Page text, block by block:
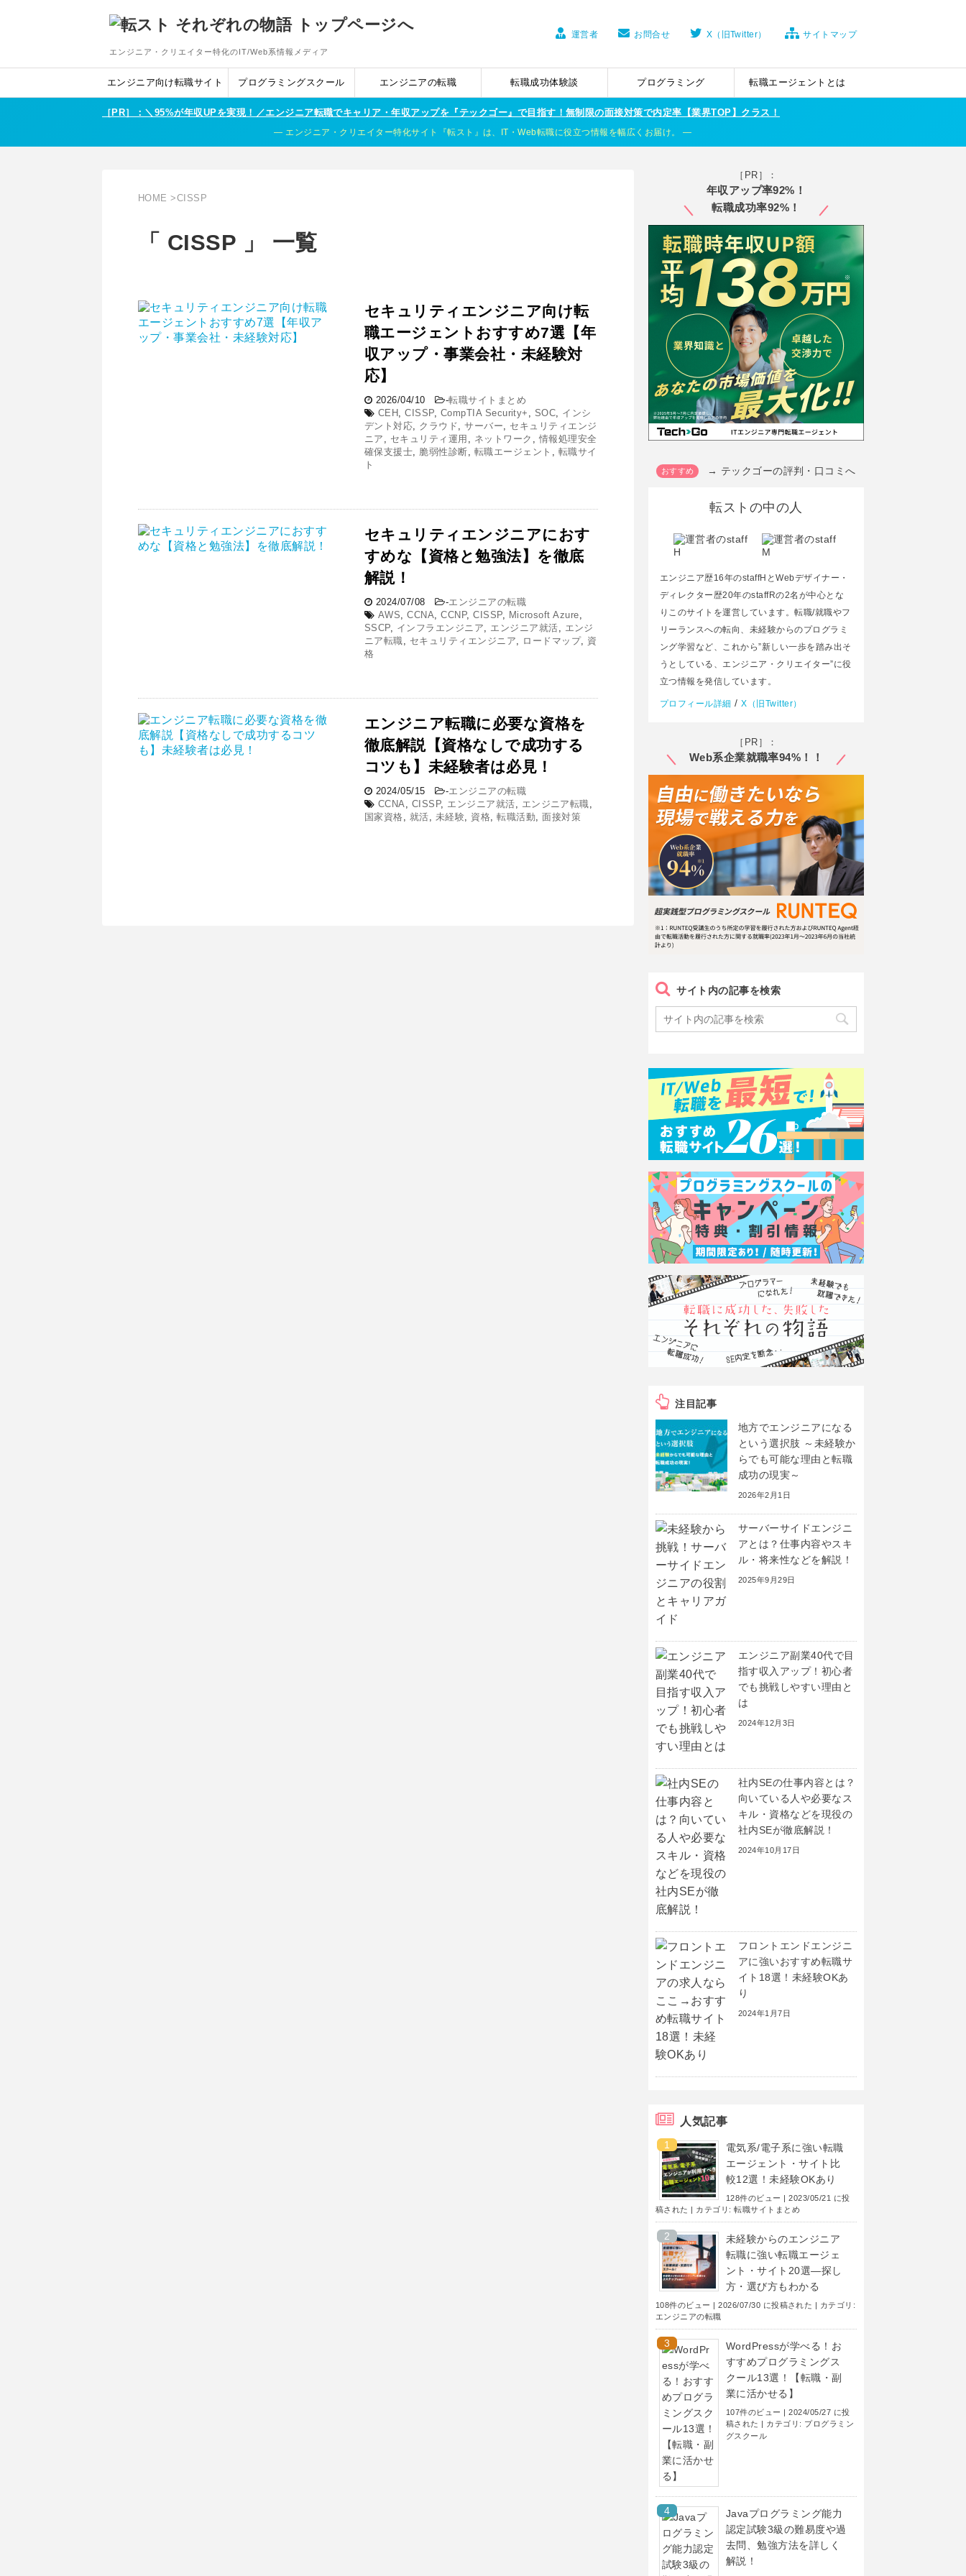
エンジニア・クリエイター特化のIT/Web系情報メディア
運営者 お問合せ X（旧Twitter） サイトマップ
エンジニア向け転職サイト プログラミングスクール エンジニアの転職 転職成功体験談 プログラミング 転職エージェントとは
［PR］：＼95%が年収UPを実現！／エンジニア転職でキャリア・年収アップを『テックゴー』で目指す！無制限の面接対策で内定率【業界TOP】クラス！
エンジニア・クリエイター特化サイト『転スト』は、IT・Web転職に役立つ情報を幅広くお届け。
HOME >CISSP
「 CISSP 」 一覧
セキュリティエンジニア向け転
職エージェントおすすめ7選【年
収アップ・事業会社・未経験対
応】
2026/04/10 -転職サイトまとめ
CEH ,CISSP, CompTIA Security+ , SOC, インシ
デント対応, クラウド,サーバー, セキュリティエンジ
ニア , セキュリティ運用 , ネットワーク , 情報処理安全
確保支援士, 脆弱性診断, 転職エージェント , 転職サイ
ト
セキュリティエンジニアにおす
すめな【資格と勉強法】を徹底
解説！
2024/07/08 -エンジニアの転職
AWS,CCNA,CCNP,CISSP, Microsoft Azure,
SSCP, インフラエンジニア, エンジニア就活, エンジ
ニア転職, セキュリティエンジニア, ロードマップ, 資
格
エンジニア転職に必要な資格を
徹底解説【資格なしで成功する
コツも】未経験者は必見！
2024/05/15 -エンジニアの転職
CCNA, CISSP, エンジニア就活, エンジニア転職,
国家資格, 就活, 未経験, 資格,転職活動,面接対策
［PR］：
年収アップ率92%！
転職成功率92%！
→ テックゴーの評判・口コミへ
転ストの中の人
エンジニア歴16年のstaffHとWebデザイナー・
ディレクター歴20年のstaffRの2名が中心とな
りこのサイトを運営しています。転職/就職やフ
リーランスへの転向、未経験からのプログラミ
ング学習など、これから”新しい一歩を踏み出そ
うとしている、エンジニア・クリエイター”に役
立つ情報を発信しています。
プロフィール詳細 /X（旧Twitter）
［PR］：
Web系企業就職率94%！！
サイト内の記事を検索
注目記事
地方でエンジニアになる
という選択肢 ～未経験か
らでも可能な理由と転職
成功の現実～
2026年2月1日
サーバーサイドエンジニ
アとは？仕事内容やスキ
ル・将来性などを解説！
2025年9月29日
エンジニア副業40代で目
指す収入アップ！初心者
でも挑戦しやすい理由と
は
2024年12月3日
社内SEの仕事内容とは？
向いている人や必要なス
キル・資格などを現役の
社内SEが徹底解説！
2024年10月17日
フロントエンドエンジニ
アに強いおすすめ転職サ
イト18選！未経験OKあ
り
2024年1月7日
人気記事
電気系/電子系に強い転職
エージェント・サイト比
較12選！未経験OKあり
128件のビュー |2023/05/21 に投
稿された | カテゴリ:転職サイトまとめ
未経験からのエンジニア
転職に強い転職エージェ
ント・サイト20選―探し
方・選び方もわかる
108件のビュー |2026/07/30 に投稿された | カテゴリ:
エンジニアの転職
WordPressが学べる！お
すすめプログラミングス
クール13選！【転職・副
業に活かせる】
107件のビュー |2024/05/27 に投
稿された | カテゴリ: プログラミン
グスクール
Javaプログラミング能力
認定試験3級の難易度や過
去問、勉強方法を詳しく
解説！